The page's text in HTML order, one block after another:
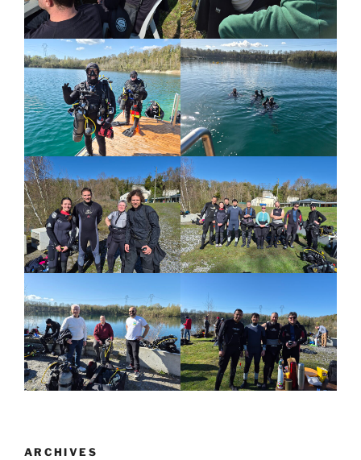
ARCHIVES